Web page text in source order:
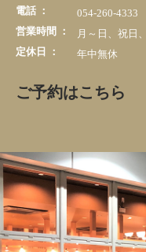
電話 ：
054-260-4333
営業時間 ：
月～日、祝日
定休日 ：
年中無休
ご予約はこちら